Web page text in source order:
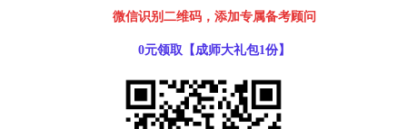
微信识别二维码，添加专属备考顾问
0元领取【成师大礼包1份】